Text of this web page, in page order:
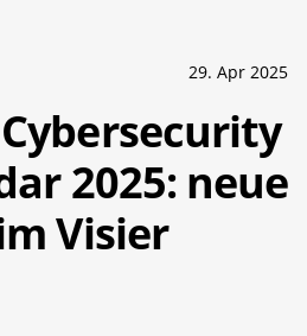
29. Apr 2025
2025: neue
Visier